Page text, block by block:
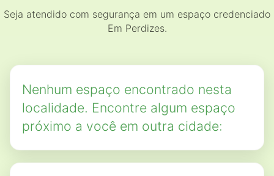
Seja atendido com segurança em um espaço credenciado
Em Perdizes.
Nenhum espaço encontrado nesta
localidade. Encontre algum espaço
próximo a você em outra cidade: